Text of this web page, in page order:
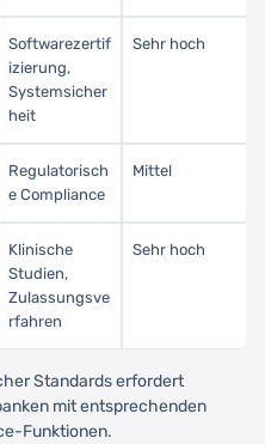
Softwarezertif
izierung,
Systemsicher
heit
Sehr hoch
Regulatorisch
e Compliance
Mittel
Klinische
Studien,
Zulassungsve
rfahren
Sehr hoch
Standards erfordert
mit entsprechenden
Funktionen.